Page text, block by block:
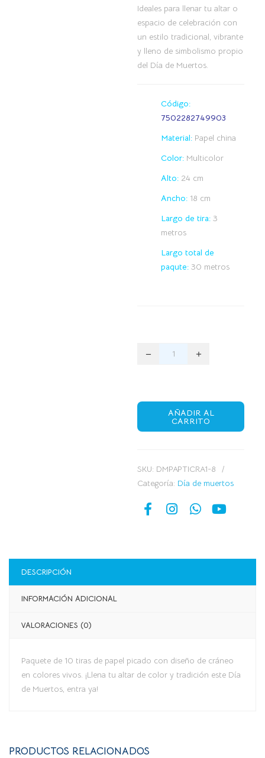
Ideales para llenar tu altar o
espacio de celebración con
un estilo tradicional, vibrante
y lleno de simbolismo propio
del Día de Muertos.
Código:
7502282749903
Material: Papel china
Color: Multicolor
Alto: 24 cm
Ancho: 18 cm
Largo de tira:3
metros
Largo total de
paqute:30 metros
AÑADIR AL
CARRITO
SKU: DMPAPTICRA1-8
Categoría: Día de muertos
DESCRIPCIÓN
INFORMACIÓN ADICIONAL
VALORACIONES (0)
Paquete de 10 tiras de papel picado con diseño de cráneo
en colores vivos. ¡Llena tu altar de color y tradición este Día
de Muertos, entra ya!
PRODUCTOS RELACIONADOS